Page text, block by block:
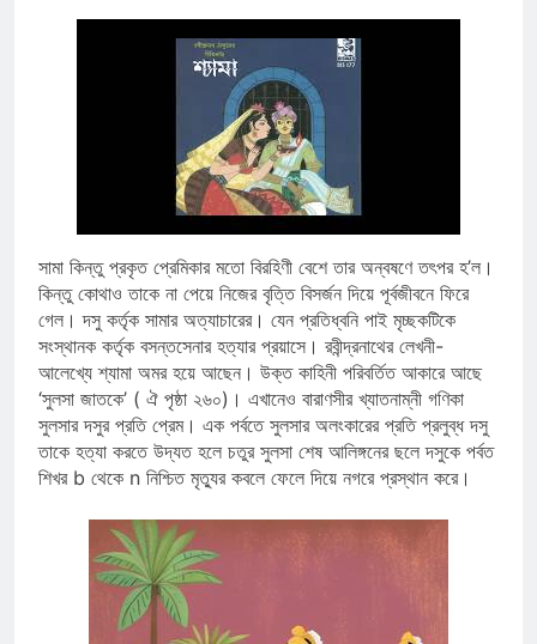
সামা কিন্তু প্রকৃত প্রেমিকার মতো বিরহিণী বেশে তার অন্বষণে তৎপর হ’ল।
কিন্তু কোথাও তাকে না পেয়ে নিজের বৃত্তি বিসর্জন দিয়ে পূর্বজীবনে ফিরে
গেল। দসু কর্তৃক সামার অত্যাচারের। যেন প্রতিধ্বনি পাই মৃচ্ছকটিকে
সংস্থানক কর্তৃক বসন্তসেনার হত্যার প্রয়াসে। রবীন্দ্রনাথের লেখনী-
আলেখ্যে শ্যামা অমর হয়ে আছেন। উক্ত কাহিনী পরিবর্তিত আকারে আছে
‘সুলসা জাতকে’ ( ঐ পৃষ্ঠা ২৬০)। এখানেও বারাণসীর খ্যাতনাম্নী গণিকা
সুলসার দসুর প্রতি প্রেম। এক পর্বতে সুলসার অলংকারের প্রতি প্রলুব্ধ দসু
তাকে হত্যা করতে উদ্যত হলে চতুর সুলসা শেষ আলিঙ্গনের ছলে দসুকে পর্বত
শিখর b থেকে n নিশ্চিত মৃত্যুর কবলে ফেলে দিয়ে নগরে প্রস্থান করে।